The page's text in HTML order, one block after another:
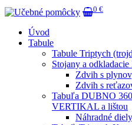
0 €
Úvod
Tabule
Tabule Triptych
Stojany a
Zdvih s
Zdvih s
Tabuľa DUBNO
VERTIKAL a lištou
Náhradné